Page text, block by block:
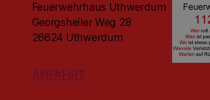
Feuerwehrhaus Uthwerdum
Georgsheiler Weg 28
26624 Uthwerdum
ANFAHRT